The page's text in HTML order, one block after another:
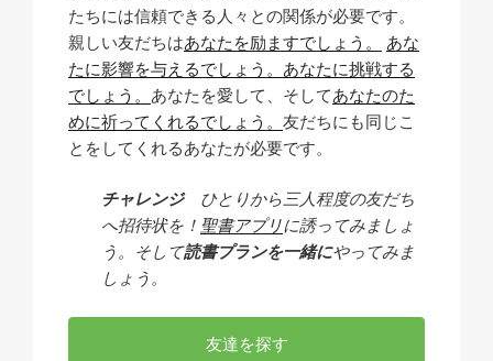
たちには信頼できる人々との関係が必要です。
親しい友だちはあなたを励ますでしょう。
あな
たに影響を与えるでしょう。 あなたに挑戦する
でしょう。 あなたを愛して、そしてあなたのた
めに祈ってくれるでしょう。 友だちにも同じこ
とをしてくれるあなたが必要です。
チャレンジひとりから三人程度の友だち
へ招待状を！ 聖書アプリに誘ってみましょ
う。そして読書プランを一緒にやってみま
しょう。
友達を探す